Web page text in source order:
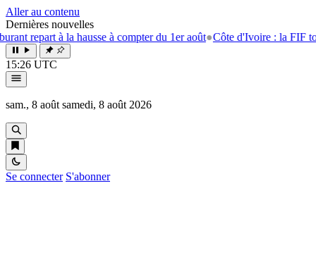
Aller au contenu
Dernières nouvelles
à la hausse à compter du 1er août●Côte d'Ivoire : la FIF tourne
15:26 UTC
sam., 8 août samedi, 8 août 2026
Se connecter S'abonner